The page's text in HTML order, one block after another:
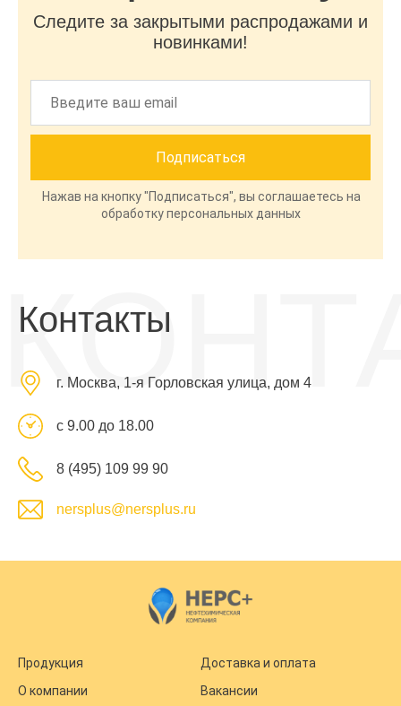
Следите за закрытыми распродажами и
новинками!
Нажав на кнопку "Подписаться", вы соглашаетесь на
обработку персональных данных
Контакты
г. Москва, 1-я Горловская улица, дом 4
с 9.00 до 18.00
8 (495) 109 99 90
nersplus@nersplus.ru
Продукция
Доставка и оплата
О компании
Вакансии